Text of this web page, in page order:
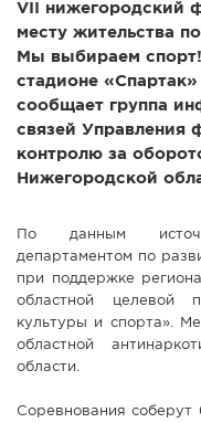
КАМЕРЫ
КОНКУРСЫ
СТАТЬИ
VII нижегородский
месту жительства
Мы выбираем
стадионе
сообщает группа
связей Управления
контролю за
Нижегородской
По данным
департаментом по
при поддержке
областной целевой
культуры и спорта».
областной
области.
Соревнования